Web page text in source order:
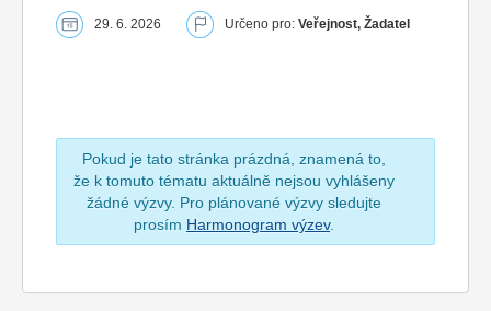
29. 6. 2026 Určeno pro: Veřejnost, Žadatel
Pokud je tato stránka prázdná, znamená to,
že k tomuto tématu aktuálně nejsou vyhlášeny
žádné výzvy. Pro plánované výzvy sledujte
prosím Harmonogram výzev.